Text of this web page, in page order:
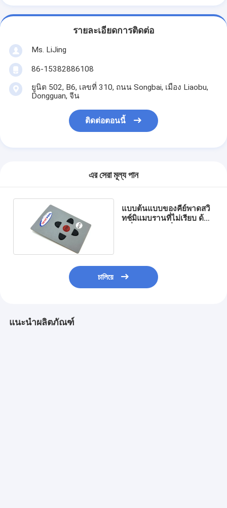
รายละเอียดการติดต่อ
Ms. LiJing
86-15382886108
ยูนิต 502, B6, เลขที่ 310, ถนน Songbai, เมือง Liaobu,
Dongguan, จีน
ติดต่อตอนนี้
এর সেরা মূল্য পান
แบบต้นแบบของคีย์พาดสวิ
ทช์มิแมบรานที่ไม่เรียบ ด้วย
চালিয়ে
แนะนำผลิตภัณฑ์